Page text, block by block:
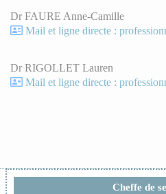
Cheffe de
Dr FAURE Anne-Camille
Mail et ligne directe :
Dr RIGOLLET Lauren
Mail et ligne directe :